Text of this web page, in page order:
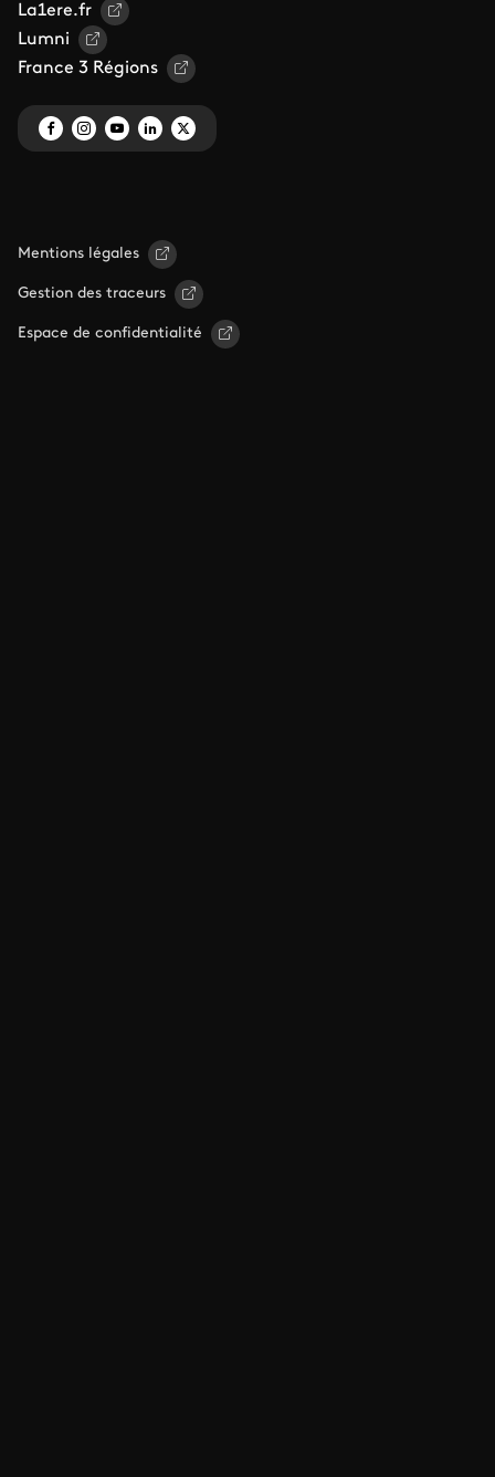
La1ere.fr
Lumni
France 3 Régions
Mentions légales
Gestion des traceurs
Espace de confidentialité